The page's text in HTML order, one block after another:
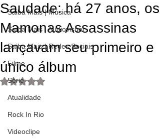
Saiba Mais | Música
Saiba Mais | Audiovisual
Saiba Mais | Redes Sociais
Filme
Série
Atualidade
Rock In Rio
Videoclipe
Saudade: há 27 anos, os
Mamonas Assassinas
lançavam seu primeiro e
único álbum
Avaliado com NaN de 5 estrelas.